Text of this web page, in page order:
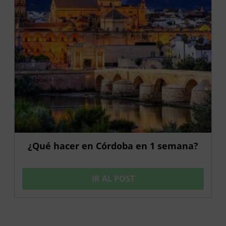
¿Qué hacer en Córdoba en 1 semana?
IR AL POST